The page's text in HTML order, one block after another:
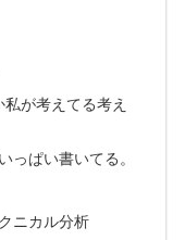
が考えてる考え
っぱい書いてる。
ニカル分析